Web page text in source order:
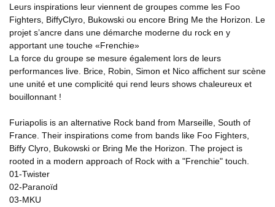
Leurs inspirations leur viennent de groupes comme les Foo
Fighters, BiffyClyro, Bukowski ou encore Bring Me the Horizon. Le
projet s’ancre dans une démarche moderne du rock en y
apportant une touche «Frenchie»
La force du groupe se mesure également lors de leurs
performances live. Brice, Robin, Simon et Nico affichent sur scène
une unité et une complicité qui rend leurs shows chaleureux et
bouillonnant !
Furiapolis is an alternative Rock band from Marseille, South of
France. Their inspirations come from bands like Foo Fighters,
Biffy Clyro, Bukowski or Bring Me the Horizon. The project is
rooted in a modern approach of Rock with a "Frenchie" touch.
01-Twister
02-Paranoïd
03-MKU